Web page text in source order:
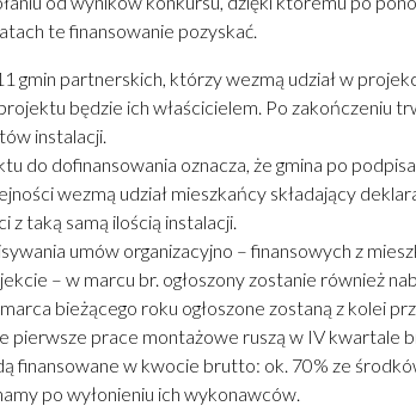
te finansowanie pozyskać.
gmin partnerskich, którzy wezmą udział w
będzie ich właścicielem. Po zakończeniu
instalacji.
do dofinansowania oznacza, że gmina po
wezmą udział mieszkańcy składający
z taką samą ilością instalacji.
umów organizacyjno – finansowych z
– w marcu br. ogłoszony zostanie również
bieżącego roku ogłoszone zostaną z kolei
pierwsze prace montażowe ruszą w IV kwartale
finansowane w kwocie brutto: ok. 70% ze
po wyłonieniu ich wykonawców.